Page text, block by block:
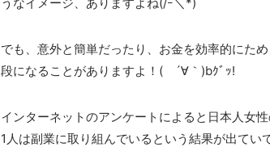
でも、意外と簡単だったり、お金を効率的にた
段になることがありますよ！( ´∀｀)bｸﾞｯ!
インターネットのアンケートによると日本人女
1人は副業に取り組んでいるという結果が出てい